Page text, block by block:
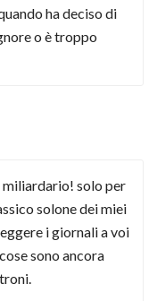
ha deciso di
o è troppo
miliardario! solo per
solone dei miei
i giornali a voi
sono ancora